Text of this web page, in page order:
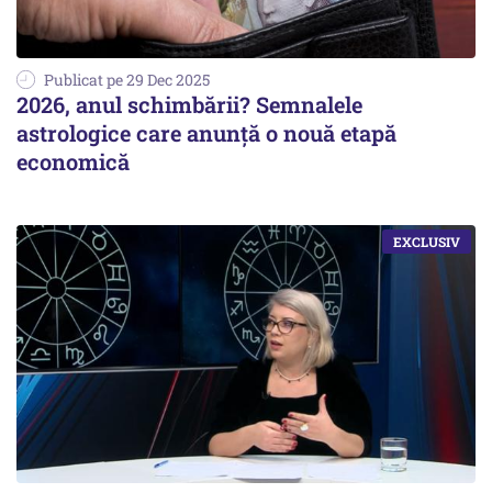
Publicat pe 29 Dec 2025
2026, anul schimbării? Semnalele
astrologice care anunță o nouă etapă
economică